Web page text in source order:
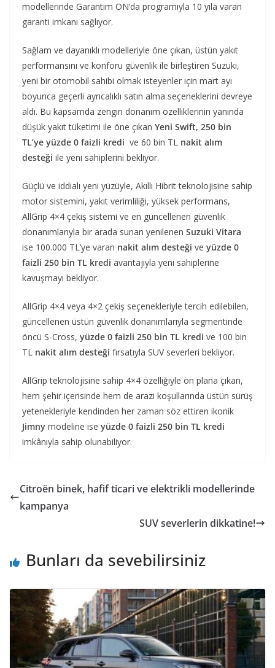
modellerinde Garantim ON’da programıyla 10 yıla varan
garanti imkanı sağlıyor.
Sağlam ve dayanıklı modelleriyle öne çıkan, üstün yakıt
performansını ve konforu güvenlik ile birleştiren Suzuki,
yeni bir otomobil sahibi olmak isteyenler için mart ayı
boyunca geçerli ayrıcalıklı satın alma seçeneklerini devreye
aldı. Bu kapsamda zengin donanım özelliklerinin yanında
düşük yakıt tüketimi ile öne çıkan Yeni Swift, 250 bin
TL’ye yüzde 0 faizli kredi ve 60 bin TL nakit alım
desteği ile yeni sahiplerini bekliyor.
Güçlü ve iddialı yeni yüzüyle, Akıllı Hibrit teknolojisine sahip
motor sistemini, yakıt verimliliği, yüksek performans,
AllGrip 4×4 çekiş sistemi ve en güncellenen güvenlik
donanımlarıyla bir arada sunan yenilenen Suzuki Vitara
ise 100.000 TL’ye varan nakit alım desteği ve yüzde 0
faizli 250 bin TL kredi avantajıyla yeni sahiplerine
kavuşmayı bekliyor.
AllGrip 4×4 veya 4×2 çekiş seçenekleriyle tercih edilebilen,
güncellenen üstün güvenlik donanımlarıyla segmentinde
öncü S-Cross, yüzde 0 faizli 250 bin TL kredi ve 100 bin
TL nakit alım desteği fırsatıyla SUV severleri bekliyor.
AllGrip teknolojisine sahip 4×4 özelliğiyle ön plana çıkan,
hem şehir içerisinde hem de arazi koşullarında üstün sürüş
yetenekleriyle kendinden her zaman söz ettiren ikonik
Jimny modeline ise yüzde 0 faizli 250 bin TL kredi
imkânıyla sahip olunabiliyor.
Citroën binek, hafif ticari ve elektrikli modellerinde
kampanya
SUV severlerin dikkatine!
Bunları da sevebilirsiniz